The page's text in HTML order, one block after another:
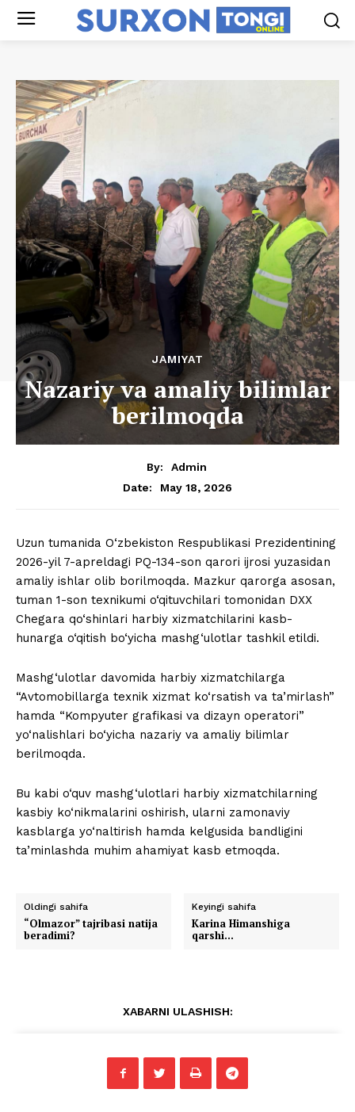
JAMIYAT
Nazariy va amaliy bilimlar
berilmoqda
By:
Admin
Date:
May 18, 2026
Uzun tumanida O‘zbekiston Respublikasi Prezidentining
2026-yil 7-apreldagi PQ-134-son qarori ijrosi yuzasidan
amaliy ishlar olib borilmoqda. Mazkur qarorga asosan,
tuman 1-son texnikumi o‘qituvchilari tomonidan DXX
Chegara qo‘shinlari harbiy xizmatchilarini kasb-
hunarga o‘qitish bo‘yicha mashg‘ulotlar tashkil etildi.
Mashg‘ulotlar davomida harbiy xizmatchilarga
“Avtomobillarga texnik xizmat ko‘rsatish va ta’mirlash”
hamda “Kompyuter grafikasi va dizayn operatori”
yo‘nalishlari bo‘yicha nazariy va amaliy bilimlar
berilmoqda.
Bu kabi o‘quv mashg‘ulotlari harbiy xizmatchilarning
kasbiy ko‘nikmalarini oshirish, ularni zamonaviy
kasblarga yo‘naltirish hamda kelgusida bandligini
ta’minlashda muhim ahamiyat kasb etmoqda.
Oldingi sahifa
“Olmazor” tajribasi natija
beradimi?
Keyingi sahifa
Karina Himanshiga
qarshi…
XABARNI ULASHISH: